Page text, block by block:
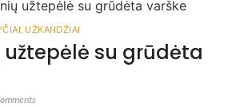
UŽKANDŽIAI
užtepėlė su grūdėta